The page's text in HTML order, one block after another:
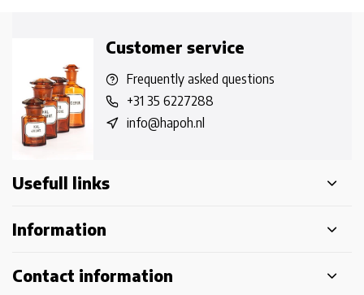
Customer service
Frequently asked questions
+31 35 6227288
info@hapoh.nl
Usefull links
Information
Contact information